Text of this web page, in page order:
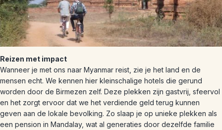
Reizen met impact
Wanneer je met ons naar Myanmar reist, zie je het land en de
mensen echt. We kennen hier kleinschalige hotels die gerund
worden door de Birmezen zelf. Deze plekken zijn gastvrij, sfeervol
en het zorgt ervoor dat we het verdiende geld terug kunnen
geven aan de lokale bevolking. Zo slaap je op unieke plekken als
een pension in Mandalay, wat al generaties door dezelfde familie